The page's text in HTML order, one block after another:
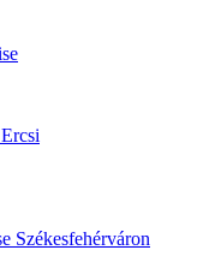
Székesfehérváron